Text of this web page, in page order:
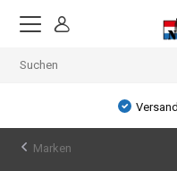
Marken